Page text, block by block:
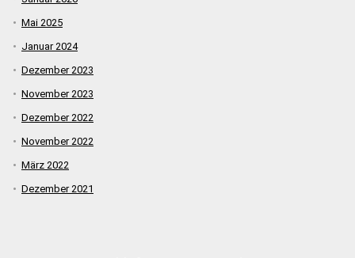
Mai 2025
Januar 2024
Dezember 2023
November 2023
Dezember 2022
November 2022
März 2022
Dezember 2021